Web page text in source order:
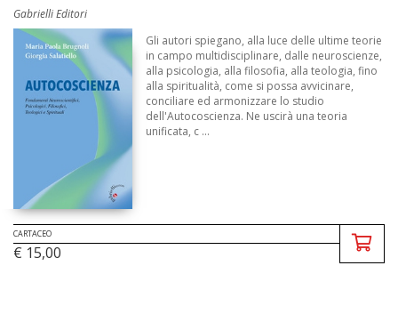
Gabrielli Editori
Gli autori spiegano, alla luce delle ultime teorie
in campo multidisciplinare, dalle neuroscienze,
alla psicologia, alla filosofia, alla teologia, fino
alla spiritualità, come si possa avvicinare,
conciliare ed armonizzare lo studio
dell'Autocoscienza. Ne uscirà una teoria
unificata, c ...
CARTACEO
€ 15,00